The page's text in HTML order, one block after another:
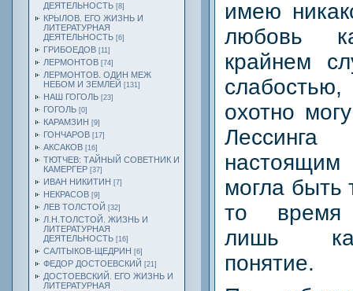
ДЕЯТЕЛЬНОСТЬ [8]
КРЫЛОВ. ЕГО ЖИЗНЬ И
ЛИТЕРАТУРНАЯ
ДЕЯТЕЛЬНОСТЬ [6]
ГРИБОЕДОВ [11]
ЛЕРМОНТОВ [74]
ЛЕРМОНТОВ. ОДИН МЕЖ
НЕБОМ И ЗЕМЛЕЙ [131]
НАШ ГОГОЛЬ [23]
ГОГОЛЬ [0]
КАРАМЗИН [9]
ГОНЧАРОВ [17]
АКСАКОВ [16]
ТЮТЧЕВ: ТАЙНЫЙ СОВЕТНИК И
КАМЕРГЕР [37]
ИВАН НИКИТИН [7]
НЕКРАСОВ [9]
ЛЕВ ТОЛСТОЙ [32]
Л.Н.ТОЛСТОЙ. ЖИЗНЬ И
ЛИТЕРАТУРНАЯ
ДЕЯТЕЛЬНОСТЬ [16]
САЛТЫКОВ-ЩЕДРИН [6]
ФЕДОР ДОСТОЕВСКИЙ [21]
ДОСТОЕВСКИЙ. ЕГО ЖИЗНЬ И
ЛИТЕРАТУРНАЯ
имею
любовь
крайнем
охотно
могла быть
то время
лишь
понятие.